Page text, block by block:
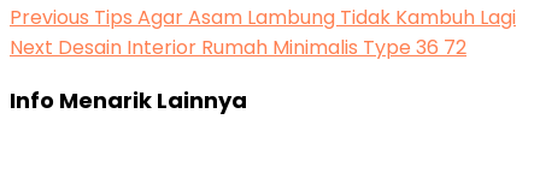
Previous Tips Agar Asam Lambung Tidak Kambuh Lagi
Next Desain Interior Rumah Minimalis Type 36 72
Info Menarik Lainnya